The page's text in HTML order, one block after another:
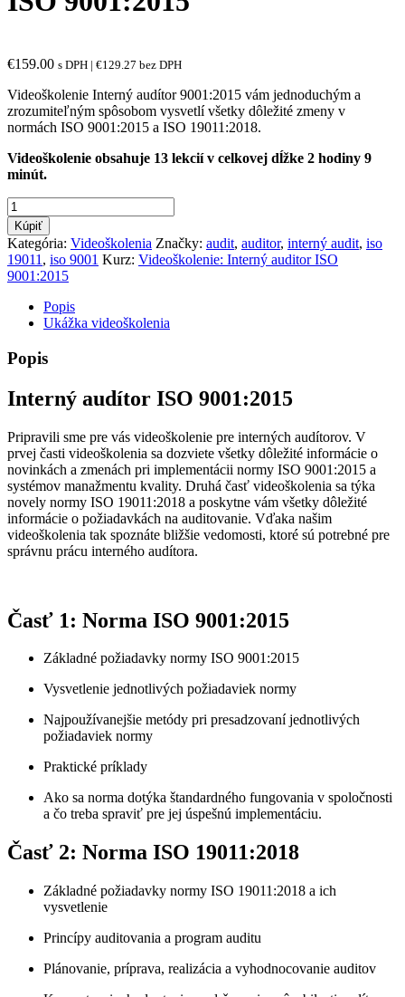
€159.00 s DPH | €129.27 bez DPH
Videoškolenie Interný audítor 9001:2015 vám jednoduchým a
zrozumiteľným spôsobom vysvetlí všetky dôležité zmeny v
normách ISO 9001:2015 a ISO 19011:2018.
Videoškolenie obsahuje 13 lekcií v celkovej dĺžke 2 hodiny 9
minút.
množstvo
Videoškolenie
Interný
audítor
ISO
9001:2015
Kúpiť
Kategória: Videoškolenia Značky: audit, auditor, interný audit, iso
19011 , iso 9001 Kurz: Videoškolenie: Interný auditor ISO
9001:2015
Popis
Ukážka videoškolenia
Popis
Interný audítor ISO 9001:2015
Pripravili sme pre vás videoškolenie pre interných audítorov. V
prvej časti videoškolenia sa dozviete všetky dôležité informácie o
novinkách a zmenách pri implementácii normy ISO 9001:2015 a
systémov manažmentu kvality. Druhá časť videoškolenia sa týka
novely normy ISO 19011:2018 a poskytne vám všetky dôležité
informácie o požiadavkách na auditovanie. Vďaka našim
videoškolenia tak spoznáte bližšie vedomosti, ktoré sú potrebné pre
správnu prácu interného audítora.
Časť 1: Norma ISO 9001:2015
Základné požiadavky normy ISO 9001:2015
Vysvetlenie jednotlivých požiadaviek normy
Najpoužívanejšie metódy pri presadzovaní jednotlivých
požiadaviek normy
Praktické príklady
Ako sa norma dotýka štandardného fungovania v spoločnosti
a čo treba spraviť pre jej úspešnú implementáciu.
Časť 2: Norma ISO 19011:2018
Základné požiadavky normy ISO 19011:2018 a ich
vysvetlenie
Princípy auditovania a program auditu
Plánovanie, príprava, realizácia a vyhodnocovanie auditov